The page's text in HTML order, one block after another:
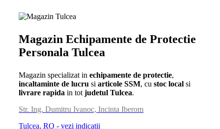
Magazin Echipamente de Protectie
Personala Tulcea
Magazin specializat inechipamente de protectie,
incaltaminte de lucru siarticole SSM, cu stoc local si
livrare rapida in totjudetul Tulcea.
Str. Ing. Dumitru Ivanoc, Incinta Iberom
Tulcea, RO - vezi indicatii